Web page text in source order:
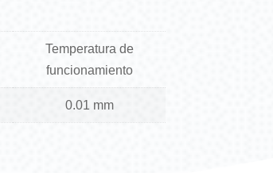
Temperatura de
funcionamiento
0.01 mm